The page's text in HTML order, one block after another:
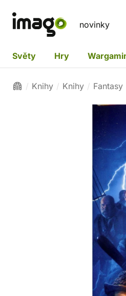
novinky
Světy Hry
Knihy Knihy Fantasy